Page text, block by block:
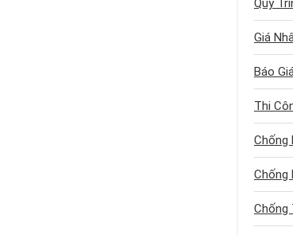
Quy
Giá
Báo
Thi
Chống
Chống
Chống